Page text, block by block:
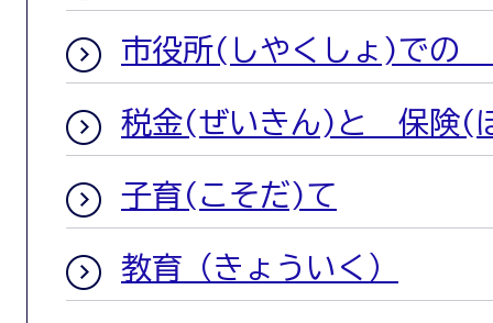
市役所(しやくしょ)での
税金(ぜいきん)と 保険(
子育(こそだ)て
教育（きょういく）